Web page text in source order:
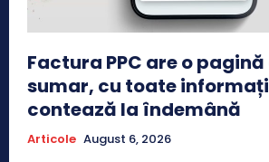
Factura PPC are o pagină
sumar, cu toate
contează la îndemână
Articole August 6, 2026